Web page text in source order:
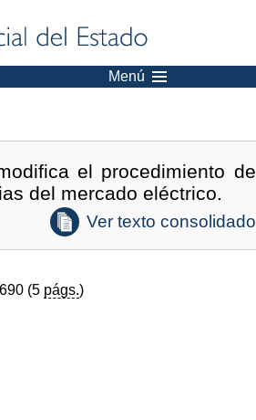
Menú
el procedimiento de
del mercado eléctrico.
Ver texto consolidado
(5 págs.)